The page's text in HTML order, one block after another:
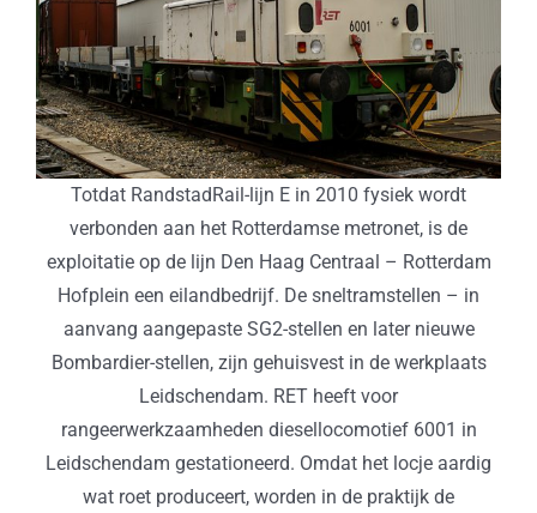
Totdat RandstadRail-lijn E in 2010 fysiek wordt
verbonden aan het Rotterdamse metronet, is de
exploitatie op de lijn Den Haag Centraal – Rotterdam
Hofplein een eilandbedrijf. De sneltramstellen – in
aanvang aangepaste SG2-stellen en later nieuwe
Bombardier-stellen, zijn gehuisvest in de werkplaats
Leidschendam. RET heeft voor
rangeerwerkzaamheden diesellocomotief 6001 in
Leidschendam gestationeerd. Omdat het locje aardig
wat roet produceert, worden in de praktijk de